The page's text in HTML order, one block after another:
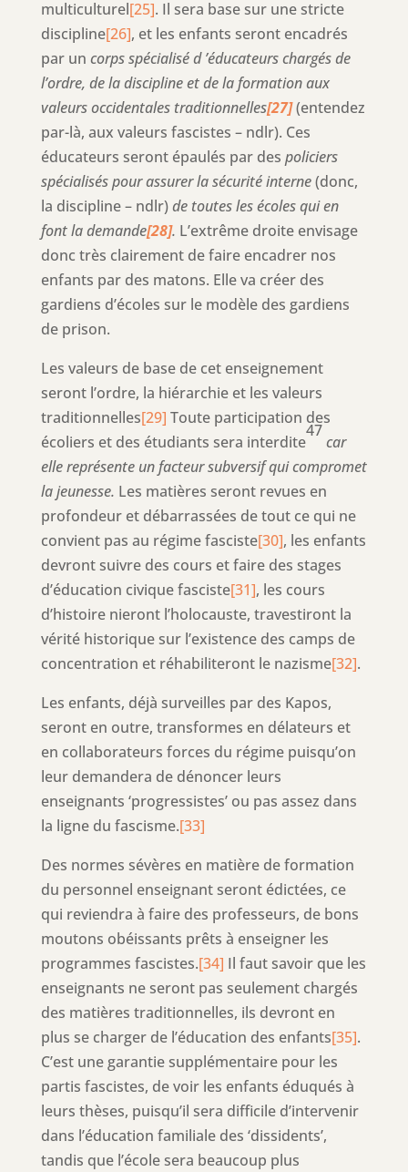
multiculturel[25]. Il sera base sur une stricte
discipline[26], et les enfants seront encadrés
par un corps spécialisé d ’éducateurs chargés de
l’ordre, de la discipline et de la formation aux
valeurs occidentales traditionnelles[27](entendez
par-là, aux valeurs fascistes – ndlr). Ces
éducateurs seront épaulés par des policiers
spécialisés pour assurer la sécurité interne(donc,
la discipline – ndlr)de toutes les écoles qui en
font la demande[28]. L’extrême droite envisage
donc très clairement de faire encadrer nos
enfants par des matons. Elle va créer des
gardiens d’écoles sur le modèle des gardiens
de prison.
Les valeurs de base de cet enseignement
seront l’ordre, la hiérarchie et les valeurs
traditionnelles[29] Toute participation des
écoliers et des étudiants sera interdite
47
car
elle représente un facteur subversif qui compromet
la jeunesse. Les matières seront revues en
profondeur et débarrassées de tout ce qui ne
convient pas au régime fasciste[30], les enfants
devront suivre des cours et faire des stages
d’éducation civique fasciste[31], les cours
d’histoire nieront l’holocauste, travestiront la
vérité historique sur l’existence des camps de
concentration et réhabiliteront le nazisme[32].
Les enfants, déjà surveilles par des Kapos,
seront en outre, transformes en délateurs et
en collaborateurs forces du régime puisqu’on
leur demandera de dénoncer leurs
enseignants ‘progressistes’ ou pas assez dans
la ligne du fascisme.[33]
Des normes sévères en matière de formation
du personnel enseignant seront édictées, ce
qui reviendra à faire des professeurs, de bons
moutons obéissants prêts à enseigner les
programmes fascistes.[34] Il faut savoir que les
enseignants ne seront pas seulement chargés
des matières traditionnelles, ils devront en
plus se charger de l’éducation des enfants[35].
C’est une garantie supplémentaire pour les
partis fascistes, de voir les enfants éduqués à
leurs thèses, puisqu’il sera difficile d’intervenir
dans l’éducation familiale des ‘dissidents’,
tandis que l’école sera beaucoup plus